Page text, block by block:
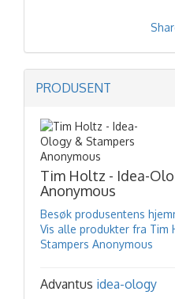
PRODUSENT
Tim Holtz - Idea-
Anonymous
Besøk produsentens
Vis alle produkter fra Tim
Stampers Anonymous
Advantus idea-ology